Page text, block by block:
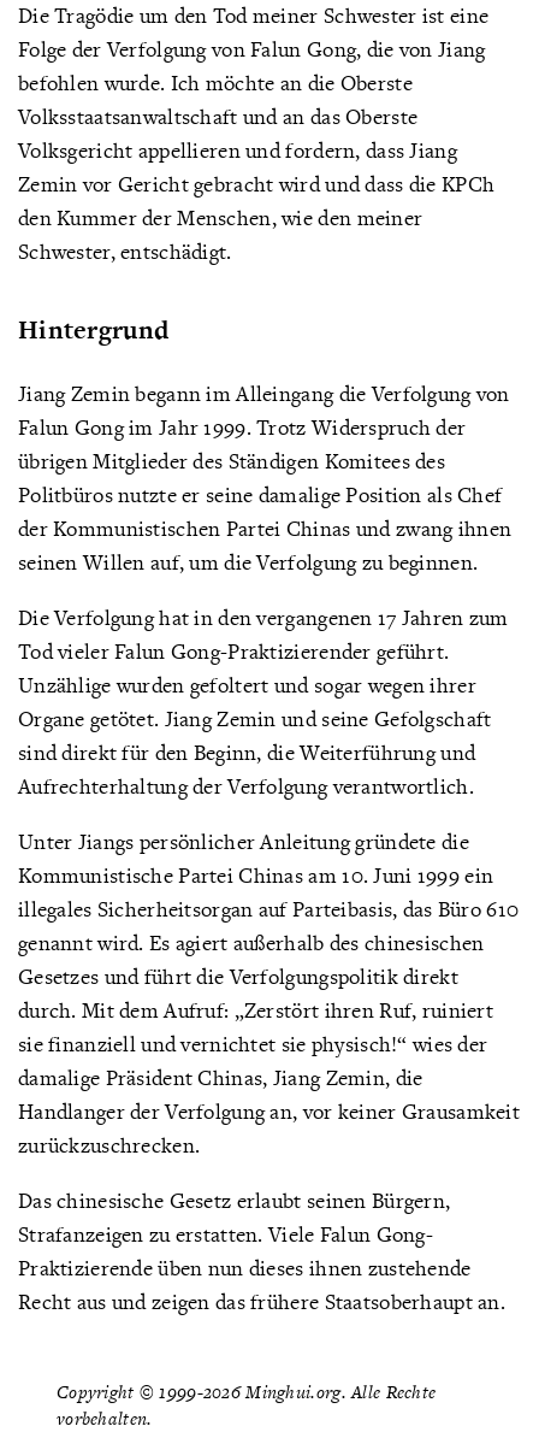
Die Tragödie um den Tod meiner Schwester ist eine
Folge der Verfolgung von Falun Gong, die von Jiang
befohlen wurde. Ich möchte an die Oberste
Volksstaatsanwaltschaft und an das Oberste
Volksgericht appellieren und fordern, dass Jiang
Zemin vor Gericht gebracht wird und dass die KPCh
den Kummer der Menschen, wie den meiner
Schwester, entschädigt.
Hintergrund
Jiang Zemin begann im Alleingang die Verfolgung von
Falun Gong im Jahr 1999. Trotz Widerspruch der
übrigen Mitglieder des Ständigen Komitees des
Politbüros nutzte er seine damalige Position als Chef
der Kommunistischen Partei Chinas und zwang ihnen
seinen Willen auf, um die Verfolgung zu beginnen.
Die Verfolgung hat in den vergangenen 17 Jahren zum
Tod vieler Falun Gong-Praktizierender geführt.
Unzählige wurden gefoltert und sogar wegen ihrer
Organe getötet. Jiang Zemin und seine Gefolgschaft
sind direkt für den Beginn, die Weiterführung und
Aufrechterhaltung der Verfolgung verantwortlich.
Unter Jiangs persönlicher Anleitung gründete die
Kommunistische Partei Chinas am 10. Juni 1999 ein
illegales Sicherheitsorgan auf Parteibasis, das Büro 610
genannt wird. Es agiert außerhalb des chinesischen
Gesetzes und führt die Verfolgungspolitik direkt
durch. Mit dem Aufruf: „Zerstört ihren Ruf, ruiniert
sie finanziell und vernichtet sie physisch!“ wies der
damalige Präsident Chinas, Jiang Zemin, die
Handlanger der Verfolgung an, vor keiner Grausamkeit
zurückzuschrecken.
Das chinesische Gesetz erlaubt seinen Bürgern,
Strafanzeigen zu erstatten. Viele Falun Gong-
Praktizierende üben nun dieses ihnen zustehende
Recht aus und zeigen das frühere Staatsoberhaupt an.
Copyright © 1999-2026 Minghui.org. Alle Rechte
vorbehalten.